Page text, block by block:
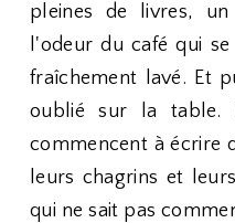
pleines de livres,
l'odeur du café qui
fraîchement lavé. Et
oublié sur la table.
commencent à écrire
leurs chagrins et
qui ne sait pas